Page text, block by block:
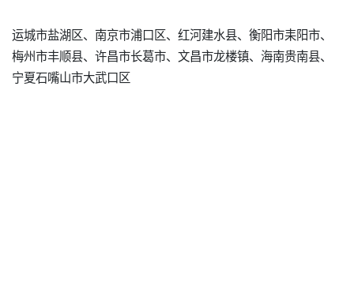
运城市盐湖区、南京市浦口区、红河建水县、衡阳市耒阳市、
梅州市丰顺县、许昌市长葛市、文昌市龙楼镇、海南贵南县、
宁夏石嘴山市大武口区